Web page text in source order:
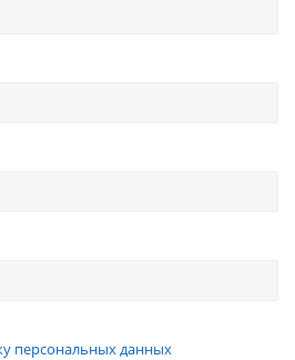
персональных данных